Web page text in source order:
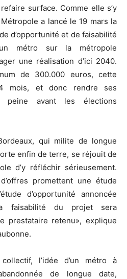
surface. Comme elle s’y
a lancé le 19 mars la
d’opportunité et de faisabilité
métro sur la métropole
une réalisation d’ici 2040.
de 300.000 euros, cette
mois, et donc rendre ses
avant les élections
qui milite de longue
enfin de terre, se réjouit de
d’y réfléchir sérieusement.
promettent une étude
d’opportunité annoncée
faisabilité du projet sera
prestataire retenu», explique
l’idée d’un métro à
de longue date,